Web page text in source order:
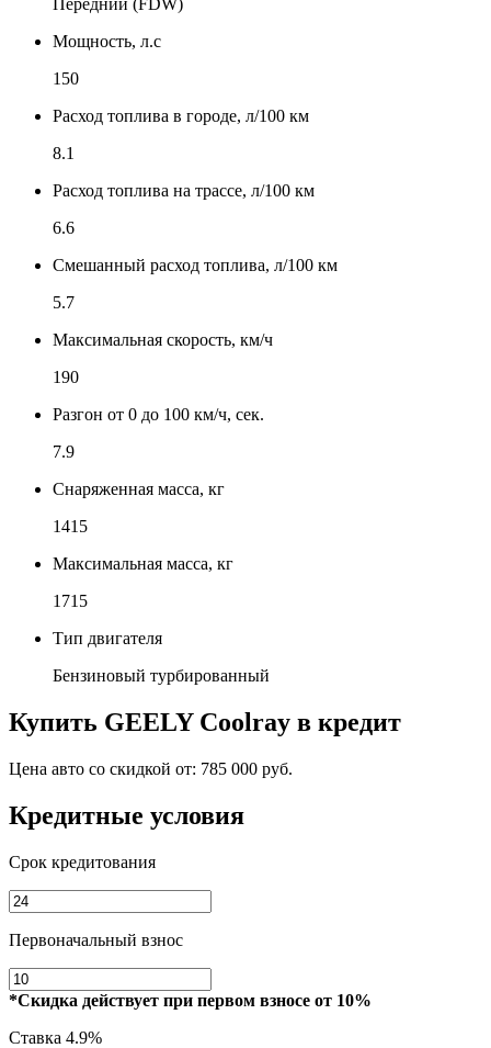
Передний (FDW)
Мощность, л.с
150
Расход топлива в городе, л/100 км
8.1
Расход топлива на трассе, л/100 км
6.6
Смешанный расход топлива, л/100 км
5.7
Максимальная скорость, км/ч
190
Разгон от 0 до 100 км/ч, сек.
7.9
Снаряженная масса, кг
1415
Максимальная масса, кг
1715
Тип двигателя
Бензиновый турбированный
Купить GEELY Coolray в кредит
Цена авто со скидкой от: 785 000 руб.
Кредитные условия
Срок кредитования
Первоначальный взнос
*Скидка действует при первом взносе от 10%
Ставка 4.9%